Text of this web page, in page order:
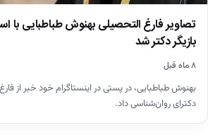
تصاویر فارغ التحصیلی بهنوش طباطبایی با
بازیگر دکتر شد
۸ ماه قبل
بهنوش طباطبایی، در پستی در اینستاگرام خود خبر از
دکترای روان‌شناسی داد.